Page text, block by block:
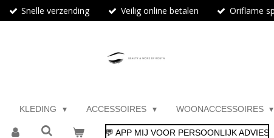
Snelle verzending Veilig online betalen Oriflame
KLEDING ACCESSOIRES WOONACCESSOIRES
💬 APP MIJ VOOR PERSOONLIJK ADVIES